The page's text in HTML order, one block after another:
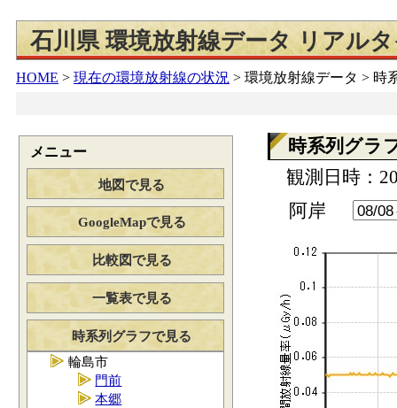
石川県 環境放射線データ リアル
HOME > 現在の環境放射線の状況 > 環境放射線データ > 時
メニュー
地図で見る
GoogleMapで見る
比較図で見る
一覧表で見る
時系列グラフで見る
輪島市
門前
本郷
時系列グラ
観測日時：
阿岸